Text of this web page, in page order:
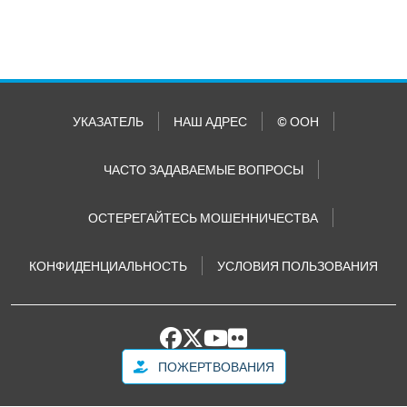
УКАЗАТЕЛЬ НАШ АДРЕС © ООН
ЧАСТО ЗАДАВАЕМЫЕ ВОПРОСЫ
ОСТЕРЕГАЙТЕСЬ МОШЕННИЧЕСТВА
КОНФИДЕНЦИАЛЬНОСТЬ УСЛОВИЯ ПОЛЬЗОВАНИЯ
ПОЖЕРТВОВАНИЯ